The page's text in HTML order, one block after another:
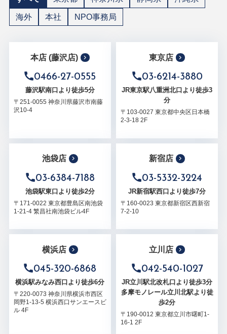
海外
本社 NPO事務局
本店 (藤沢店)
0466-27-0555
藤沢駅南口より徒歩5分
〒251-0055 神奈川県藤沢市南藤
沢10-4
東京店
03-6214-3880
JR東京駅八重洲北口より徒歩3
分
〒103-0027 東京都中央区日本橋
2-3-18 2F
池袋店
03-6384-7188
池袋駅東口より徒歩2分
〒171-0022 東京都豊島区南池袋
1-21-4 繁昌社南池袋ビル4F
新宿店
03-5332-3224
JR新宿駅西口より徒歩7分
〒160-0023 東京都新宿区西新宿
7-2-10
横浜店
045-320-6868
横浜駅みなみ西口より徒歩6分
〒220-0073 神奈川県横浜市西区
岡野1-13-5 横浜西口サンエースビ
ル 4F
立川店
042-540-1027
JR立川駅北改札口より徒歩3分
多摩モノレール立川北駅より徒
歩2分
〒190-0012 東京都立川市曙町1-
16-1 2F